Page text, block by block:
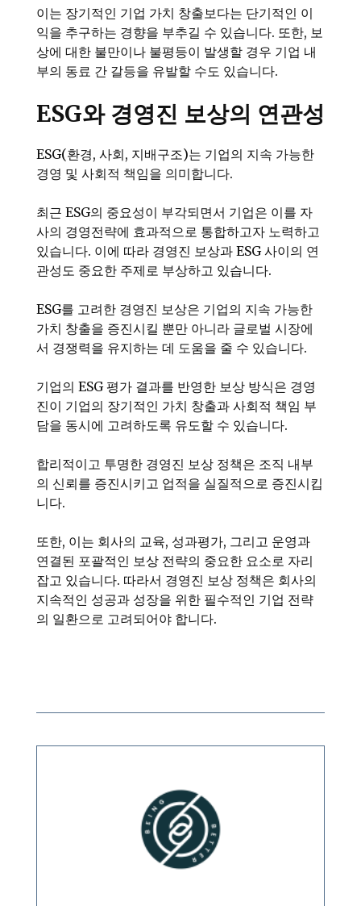
이는 장기적인 기업 가치 창출보다는 단기적인 이
익을 추구하는 경향을 부추길 수 있습니다. 또한, 보
상에 대한 불만이나 불평등이 발생할 경우 기업 내
부의 동료 간 갈등을 유발할 수도 있습니다.
ESG와 경영진 보상의 연관성
ESG(환경, 사회, 지배구조)는 기업의 지속 가능한
경영 및 사회적 책임을 의미합니다.
최근 ESG의 중요성이 부각되면서 기업은 이를 자
사의 경영전략에 효과적으로 통합하고자 노력하고
있습니다. 이에 따라 경영진 보상과 ESG 사이의 연
관성도 중요한 주제로 부상하고 있습니다.
ESG를 고려한 경영진 보상은 기업의 지속 가능한
가치 창출을 증진시킬 뿐만 아니라 글로벌 시장에
서 경쟁력을 유지하는 데 도움을 줄 수 있습니다.
기업의 ESG 평가 결과를 반영한 보상 방식은 경영
진이 기업의 장기적인 가치 창출과 사회적 책임 부
담을 동시에 고려하도록 유도할 수 있습니다.
합리적이고 투명한 경영진 보상 정책은 조직 내부
의 신뢰를 증진시키고 업적을 실질적으로 증진시킵
니다.
또한, 이는 회사의 교육, 성과평가, 그리고 운영과
연결된 포괄적인 보상 전략의 중요한 요소로 자리
잡고 있습니다. 따라서 경영진 보상 정책은 회사의
지속적인 성공과 성장을 위한 필수적인 기업 전략
의 일환으로 고려되어야 합니다.